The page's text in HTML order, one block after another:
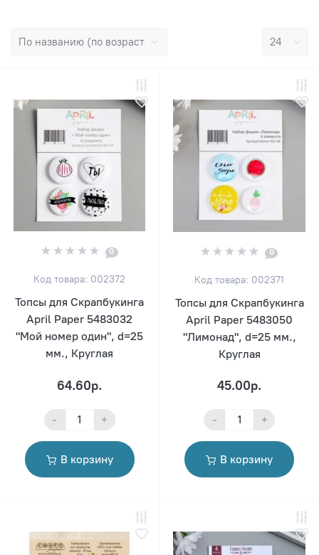
0
Код товара: 002372
Топсы для Скрапбукинга
April Paper 5483032
"Мой номер один", d=25
мм., Круглая
64.60р.
- +
В корзину
0
Код товара: 002371
Топсы для Скрапбукинга
April Paper 5483050
"Лимонад", d=25 мм.,
Круглая
45.00р.
- +
В корзину